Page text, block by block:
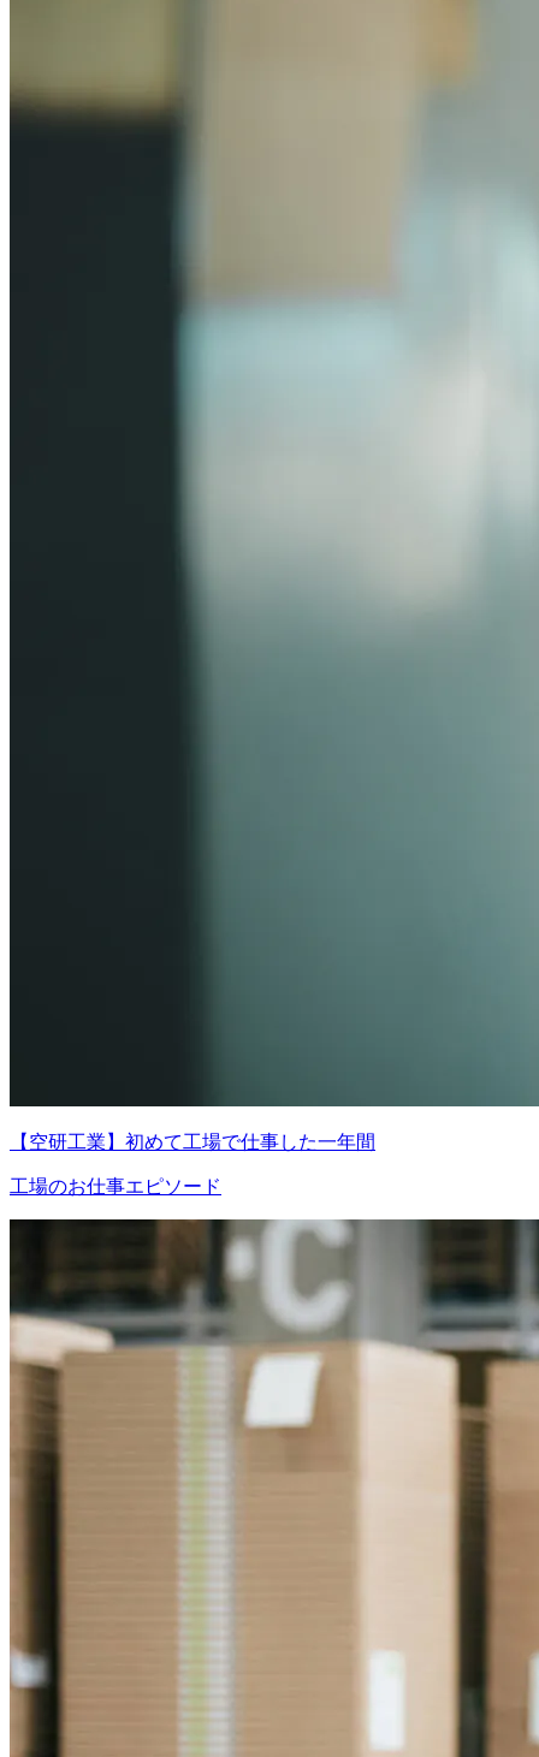
【空研工業】初めて工場で仕事した一年間
工場のお仕事エピソード